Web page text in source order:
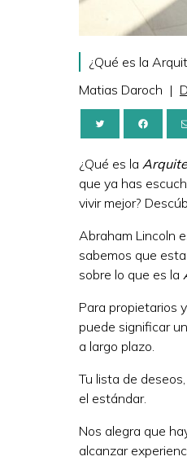
¿Qué es la
Matias Daroch |
¿Qué es la
que ya has
vivir mejor?
Abraham Lincoln
sabemos que
sobre lo que es la
Para propietarios
puede significar
a largo plazo.
Tu lista de
el estándar.
Nos alegra que
alcanzar